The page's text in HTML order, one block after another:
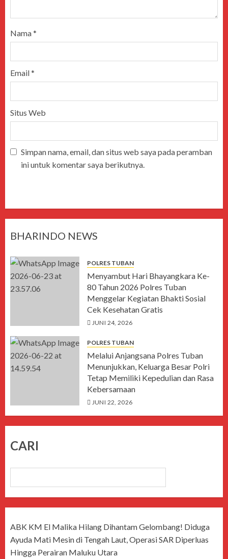
Nama*
Email*
Situs Web
Simpan nama, email, dan situs web saya pada peramban
ini untuk komentar saya berikutnya.
BHARINDO NEWS
POLRES TUBAN
Menyambut Hari Bhayangkara Ke-
80 Tahun 2026 Polres Tuban
Menggelar Kegiatan Bhakti Sosial
Cek Kesehatan Gratis
JUNI 24, 2026
POLRES TUBAN
Melalui Anjangsana Polres Tuban
Menunjukkan, Keluarga Besar Polri
Tetap Memiliki Kepedulian dan Rasa
Kebersamaan
JUNI 22, 2026
CARI
ABK KM El Malika Hilang Dihantam Gelombang! Diduga
Ayuda Mati Mesin di Tengah Laut, Operasi SAR Diperluas
Hingga Perairan Maluku Utara